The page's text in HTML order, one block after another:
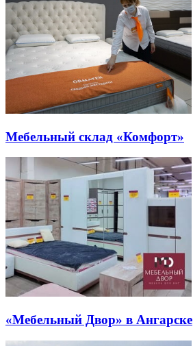
Мебельный склад «Комфорт»
«Мебельный Двор» в Ангарске